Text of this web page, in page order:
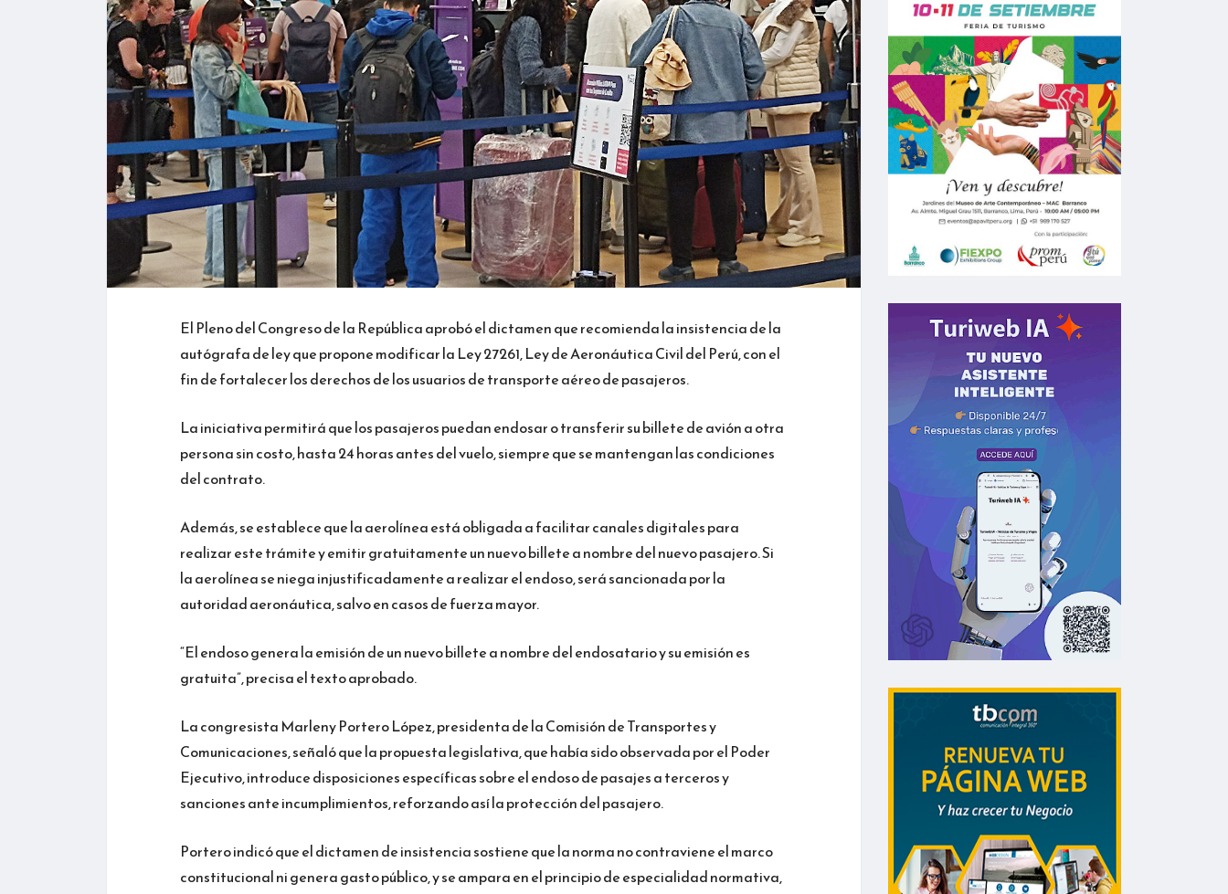
El Pleno del Congreso de la República aprobó el dictamen que recomienda la insistencia de la
autógrafa de ley que propone modificar la Ley 27261, Ley de Aeronáutica Civil del Perú, con el
fin de fortalecer los derechos de los usuarios de transporte aéreo de pasajeros.
La iniciativa permitirá que los pasajeros puedan endosar o transferir su billete de avión a otra
persona sin costo, hasta 24 horas antes del vuelo, siempre que se mantengan las condiciones
del contrato.
Además, se establece que la aerolínea está obligada a facilitar canales digitales para
realizar este trámite y emitir gratuitamente un nuevo billete a nombre del nuevo pasajero. Si
la aerolínea se niega injustificadamente a realizar el endoso, será sancionada por la
autoridad aeronáutica, salvo en casos de fuerza mayor.
“El endoso genera la emisión de un nuevo billete a nombre del endosatario y su emisión es
gratuita”, precisa el texto aprobado.
La congresista Marleny Portero López, presidenta de la Comisión de Transportes y
Comunicaciones, señaló que la propuesta legislativa, que había sido observada por el Poder
Ejecutivo, introduce disposiciones específicas sobre el endoso de pasajes a terceros y
sanciones ante incumplimientos, reforzando así la protección del pasajero.
Portero indicó que el dictamen de insistencia sostiene que la norma no contraviene el marco
constitucional ni genera gasto público, y se ampara en el principio de especialidad normativa,